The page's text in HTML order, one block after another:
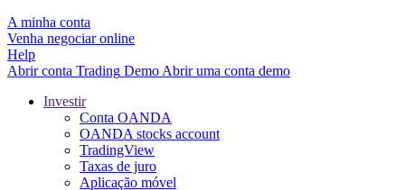
A minha conta
Venha negociar online
Help
Abrir conta Trading Demo Abrir uma conta demo
Investir
Conta OANDA
OANDA stocks account
TradingView
Taxas de juro
Aplicação móvel